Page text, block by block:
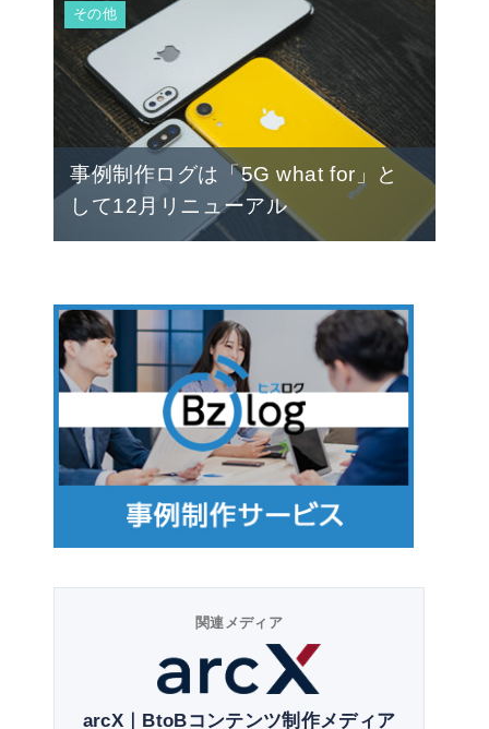
その他
事例制作ログは「5G what for」と
して12月リニューアル
関連メディア
arcX｜BtoBコンテンツ制作メディア